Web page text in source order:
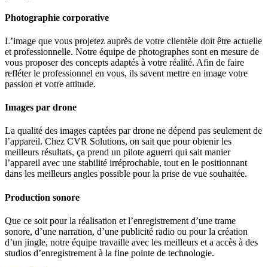
Photographie corporative
L’image que vous projetez auprès de votre clientèle doit être actuelle
et professionnelle. Notre équipe de photographes sont en mesure de
vous proposer des concepts adaptés à votre réalité. Afin de faire
refléter le professionnel en vous, ils savent mettre en image votre
passion et votre attitude.
Images par drone
La qualité des images captées par drone ne dépend pas seulement de
l’appareil. Chez CVR Solutions, on sait que pour obtenir les
meilleurs résultats, ça prend un pilote aguerri qui sait manier
l’appareil avec une stabilité irréprochable, tout en le positionnant
dans les meilleurs angles possible pour la prise de vue souhaitée.
Production sonore
Que ce soit pour la réalisation et l’enregistrement d’une trame
sonore, d’une narration, d’une publicité radio ou pour la création
d’un jingle, notre équipe travaille avec les meilleurs et a accès à des
studios d’enregistrement à la fine pointe de technologie.